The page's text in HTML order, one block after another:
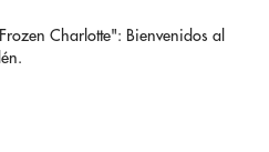
Charlotte": Bienvenidos al